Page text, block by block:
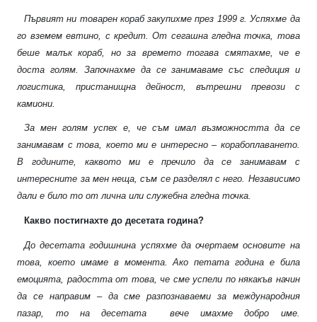
Първият ни товарен кораб закупихме през 1999 г. Успяхме да
го вземем евтино, с кредит. От сегашна гледна точка, това
беше малък кораб, но за времето тогава смятахме, че е
доста голям. Започнахме да се занимаваме със спедиция и
логистика, пристанищна дейност, вътрешни превози с
камиони.
За мен голям успех е, че съм имал възможността да се
занимавам с това, което ми е интересно – корабоплаването.
В годините, каквото ми е пречило да се занимавам с
интересните за мен неща, съм се разделял с него. Независимо
дали е било то от лична или служебна гледна точка.
Какво постигнахте до десетата година?
До десетата годишнина успяхме да очертаем основите на
това, което имаме в момента. Ако петата година е била
емоцията, радостта от това, че сме успели по някакъв начин
да се направим – да сме разпознаваеми за международния
пазар, то на десетата
вече имахме добро име.